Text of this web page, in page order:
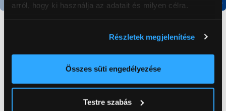
arról, hogy ki használja az adatait és milyen célra.
elhelyezkedéséről pár méteres pontossággal
Az Ön készülékén beazonosítása annak konkrét
módjairól és adja meg preferenciáit aRészletek
Részletek megjelenítése
Összes süti engedélyezése
Testre szabás
199 999 Ft
kombinált hűtőszekrény
179 999 Ft